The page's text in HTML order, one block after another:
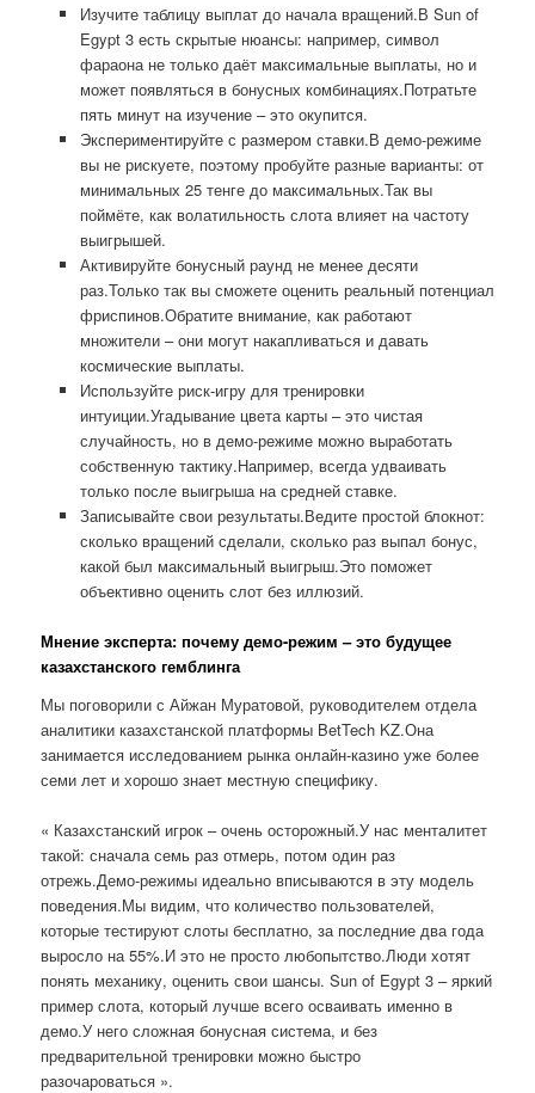
Изучите таблицу выплат до начала вращений.В Sun of
Egypt 3 есть скрытые нюансы: например, символ
фараона не только даёт максимальные выплаты, но и
может появляться в бонусных комбинациях.Потратьте
пять минут на изучение – это окупится.
Экспериментируйте с размером ставки.В демо-режиме
вы не рискуете, поэтому пробуйте разные варианты: от
минимальных 25 тенге до максимальных.Так вы
поймёте, как волатильность слота влияет на частоту
выигрышей.
Активируйте бонусный раунд не менее десяти
раз.Только так вы сможете оценить реальный потенциал
фриспинов.Обратите внимание, как работают
множители – они могут накапливаться и давать
космические выплаты.
Используйте риск-игру для тренировки
интуиции.Угадывание цвета карты – это чистая
случайность, но в демо-режиме можно выработать
собственную тактику.Например, всегда удваивать
только после выигрыша на средней ставке.
Записывайте свои результаты.Ведите простой блокнот:
сколько вращений сделали, сколько раз выпал бонус,
какой был максимальный выигрыш.Это поможет
объективно оценить слот без иллюзий.
Мнение эксперта: почему демо-режим – это будущее
казахстанского гемблинга
Мы поговорили с Айжан Муратовой, руководителем отдела
аналитики казахстанской платформы BetTech KZ.Она
занимается исследованием рынка онлайн-казино уже более
семи лет и хорошо знает местную специфику.
« Казахстанский игрок – очень осторожный.У нас менталитет
такой: сначала семь раз отмерь, потом один раз
отрежь.Демо-режимы идеально вписываются в эту модель
поведения.Мы видим, что количество пользователей,
которые тестируют слоты бесплатно, за последние два года
выросло на 55%.И это не просто любопытство.Люди хотят
понять механику, оценить свои шансы. Sun of Egypt 3 – яркий
пример слота, который лучше всего осваивать именно в
демо.У него сложная бонусная система, и без
предварительной тренировки можно быстро
разочароваться ».